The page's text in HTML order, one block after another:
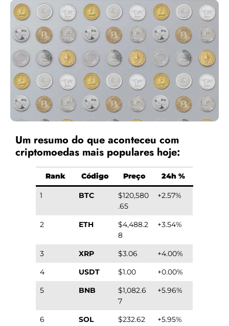
Um resumo do que aconteceu com
criptomoedas mais populares hoje:
Rank Código Preço 24h %
1 BTC
$120,580
.65
+2.57%
2 ETH
$4,488.2
8
+3.54%
3 XRP $3.06
+4.00%
4
USDT $1.00
+0.00%
5
BNB
$1,082.6
7
+5.96%
6 SOL $232.62
+5.95%